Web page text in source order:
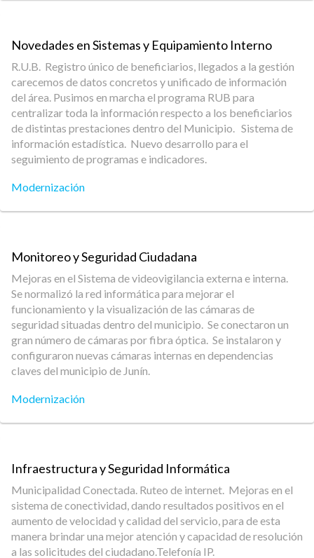
Novedades en Sistemas y Equipamiento Interno
R.U.B. Registro único de beneficiarios, llegados a la gestión
carecemos de datos concretos y unificado de información
del área. Pusimos en marcha el programa RUB para
centralizar toda la información respecto a los beneficiarios
de distintas prestaciones dentro del Municipio. Sistema de
información estadística. Nuevo desarrollo para el
seguimiento de programas e indicadores.
Modernización
Monitoreo y Seguridad Ciudadana
Mejoras en el Sistema de videovigilancia externa e interna.
Se normalizó la red informática para mejorar el
funcionamiento y la visualización de las cámaras de
seguridad situadas dentro del municipio. Se conectaron un
gran número de cámaras por fibra óptica. Se instalaron y
configuraron nuevas cámaras internas en dependencias
claves del municipio de Junín.
Modernización
Infraestructura y Seguridad Informática
Municipalidad Conectada. Ruteo de internet. Mejoras en el
sistema de conectividad, dando resultados positivos en el
aumento de velocidad y calidad del servicio, para de esta
manera brindar una mejor atención y capacidad de resolución
a las solicitudes del ciudadano.Telefonía IP.